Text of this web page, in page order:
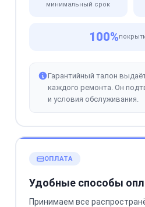
минимальный срок
100%
Гарантийный талон
каждого ремонта. Он
и условия обслуживания.
ОПЛАТА
Удобные способы
Принимаем все